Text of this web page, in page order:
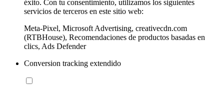
éxito. Con tu consentimiento, utilizamos los siguientes
servicios de terceros en este sitio web:
Meta-Pixel, Microsoft Advertising, creativecdn.com
(RTBHouse), Recomendaciones de productos basadas en
clics, Ads Defender
Conversion tracking extendido